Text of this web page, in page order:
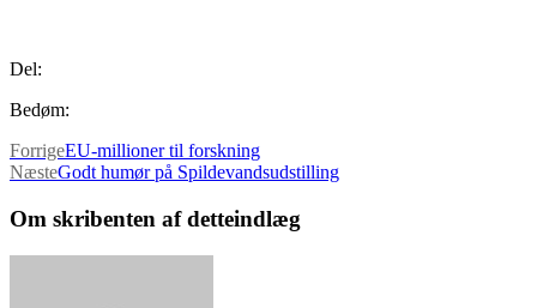
Del:
Bedøm:
ForrigeEU-millioner til forskning
NæsteGodt humør på Spildevandsudstilling
Om skribenten af detteindlæg